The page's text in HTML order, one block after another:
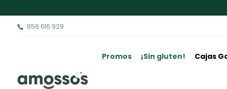
656 616 929
Promos ¡Sin gluten! Cajas